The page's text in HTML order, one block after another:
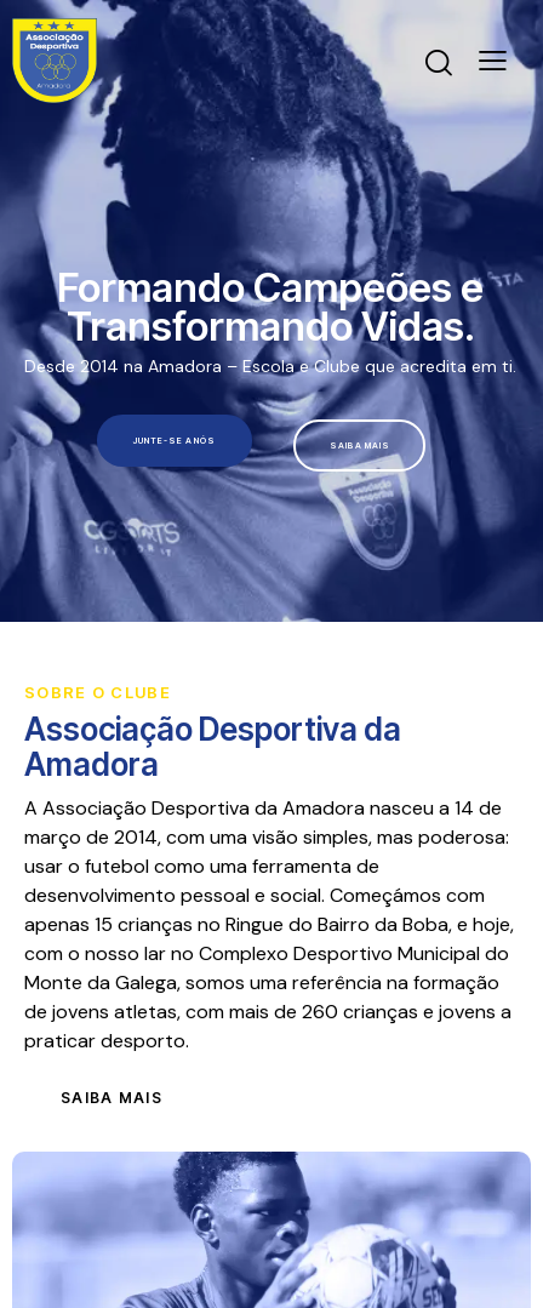
SAIBA MAIS
JUNTE-SE A NÓS
Desde 2014 na Amadora – Escola e Clube que acredita em ti.
Formando Campeões e
Transformando Vidas.
SOBRE O CLUBE
Associação Desportiva da
Amadora
A Associação Desportiva da Amadora nasceu a 14 de
março de 2014, com uma visão simples, mas poderosa:
usar o futebol como uma ferramenta de
desenvolvimento pessoal e social. Começámos com
apenas 15 crianças no Ringue do Bairro da Boba, e hoje,
com o nosso lar no Complexo Desportivo Municipal do
Monte da Galega, somos uma referência na formação
de jovens atletas, com mais de 260 crianças e jovens a
praticar desporto.
SAIBA MAIS